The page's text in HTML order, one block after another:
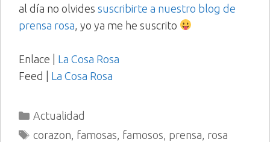
al día no olvides suscribirte a nuestro blog de
prensa rosa , yo ya me he suscrito
Enlace | La Cosa Rosa
Feed | La Cosa Rosa
Categorías
Actualidad
Etiquetas
corazon, famosas, famosos, prensa, rosa